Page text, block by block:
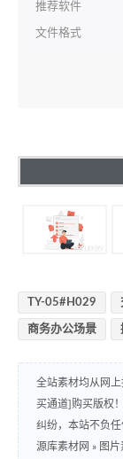
推荐软件
文件格式
TY-05#H029
商务办公场景
全站素材均从网
买通道]购买版权
纠纷，本站不负任
源库素材网 » 图